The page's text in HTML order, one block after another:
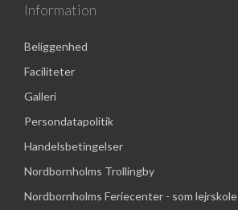
Information
Beliggenhed
Faciliteter
Galleri
Persondatapolitik
Handelsbetingelser
Nordbornholms Trollingby
Nordbornholms Feriecenter - som lejrskole